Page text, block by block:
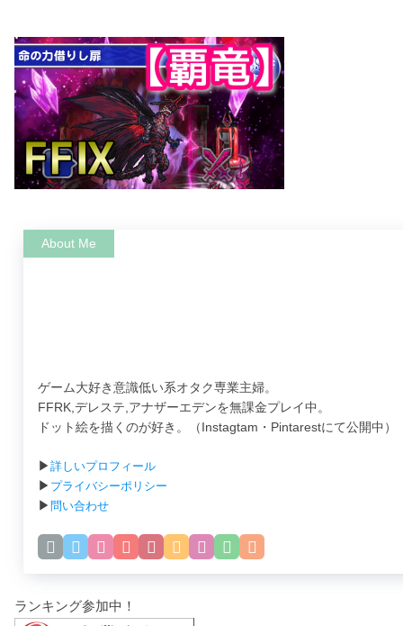
ゲーム大好き意識低い系オタク専業主婦。
FFRK,デレステ,アナザーエデンを無課金プレイ中。
ドット絵を描くのが好き。（Instagtam・Pintarestにて公開中）
▶ 詳しいプロフィール
▶ プライバシーポリシー
▶ 問い合わせ
ランキング参加中！